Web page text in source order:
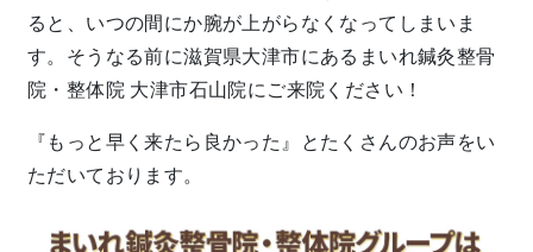
ると、いつの間にか腕が上がらなくなってしまいま
す。そうなる前に滋賀県大津市にあるまいれ鍼灸整骨
院・整体院 大津市石山院にご来院ください！
『もっと早く来たら良かった』とたくさんのお声をい
ただいております。